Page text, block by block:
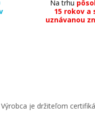
Na trhu
15 rokov a
uznávanou
Výrobca je držiteľom